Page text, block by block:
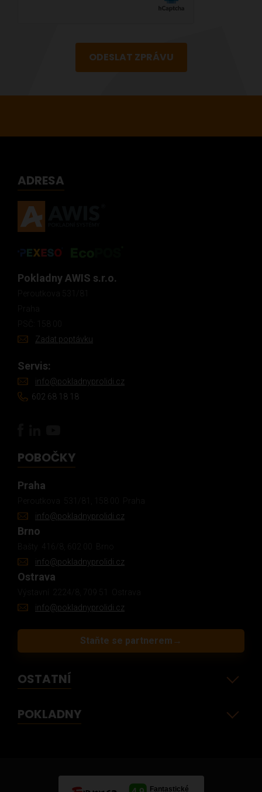
ODESLAT ZPRÁVU
ADRESA
Pokladny AWIS s.r.o.
Zadat poptávku
Servis:
info@pokladnyprolidi.cz
602 68 18 18
POBOČKY
Praha
info@pokladnyprolidi.cz
Brno
info@pokladnyprolidi.cz
Ostrava
info@pokladnyprolidi.cz
Staňte se partnerem →
OSTATNÍ
POKLADNY